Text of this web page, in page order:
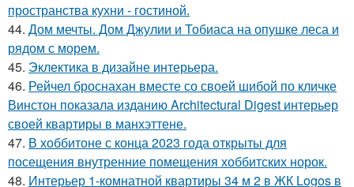
пространства кухни - гостиной.
44. Дом мечты. Дом Джулии и Тобиаса на опушке леса и
рядом с морем.
45. Эклектика в дизайне интерьера.
46. Рейчел броснахан вместе со своей шибой по кличке
Винстон показала изданию Architectural Digest интерьер
своей квартиры в манхэттене.
47. В хоббитоне с конца 2023 года открыты для
посещения внутренние помещения хоббитских норок.
48. Интерьер 1-комнатной квартиры 34 м 2 в ЖК Logos в